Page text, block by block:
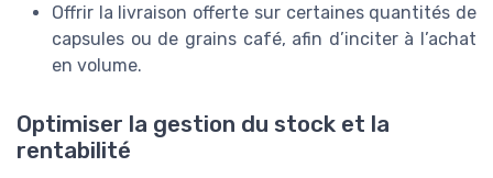
Offrir la livraison offerte sur certaines quantités de
capsules ou de grains café, afin d’inciter à l’achat
en volume.
Optimiser la gestion du stock et la
rentabilité